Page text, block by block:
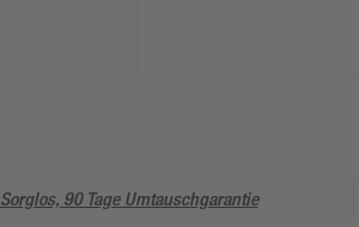
Sorglos, 90 Tage Umtauschgarantie